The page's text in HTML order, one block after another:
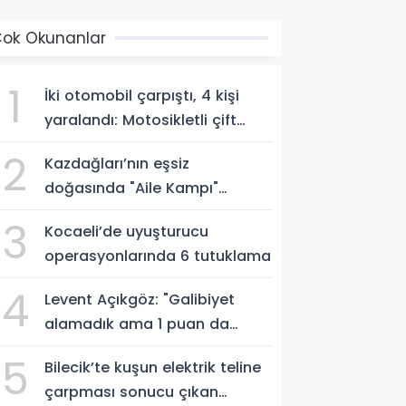
Okunanlar
1
İki otomobil çarpıştı, 4 kişi
yaralandı: Motosikletli çift
2
Kazdağları’nın eşsiz
doğasında "Aile Kampı"
3
Kocaeli’de uyuşturucu
operasyonlarında 6 tutuklama
4
Levent Açıkgöz: "Galibiyet
alamadık ama 1 puan da
5
Bilecik’te kuşun elektrik teline
çarpması sonucu çıkan